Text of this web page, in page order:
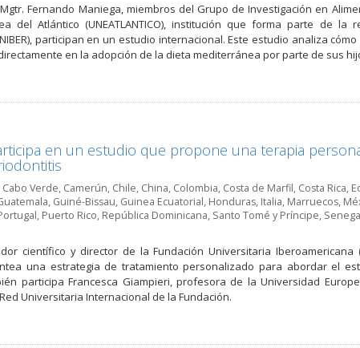
Fernando Maniega, miembros del Grupo de Investigación en
del Atlántico (UNEATLANTICO), institución que forma parte de la
participan en un estudio internacional. Este estudio analiza
en la adopción de la dieta mediterránea por parte de sus
en un estudio que propone una terapia
Cabo Verde, Camerún, Chile, China, Colombia, Costa de Marfil, Costa Rica,
, Guiné-Bissau, Guinea Ecuatorial, Honduras, Italia, Marruecos,
, Puerto Rico, República Dominicana, Santo Tomé y Príncipe,
científico y director de la Fundación Universitaria Iberoamericana
una estrategia de tratamiento personalizado para abordar el
participa Francesca Giampieri, profesora de la Universidad Europea
Universitaria Internacional de la Fundación.